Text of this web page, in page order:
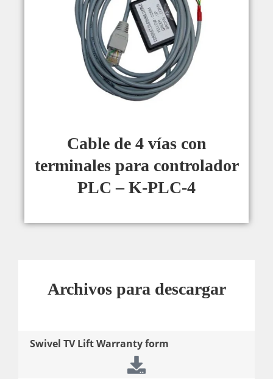
Cable de 4 vías con
terminales para controlador
PLC – K-PLC-4
Archivos para descargar
Swivel TV Lift Warranty form